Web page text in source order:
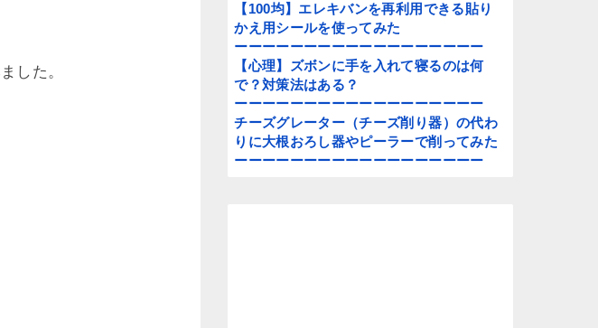
した。
【100均】エレキバンを再利用できる貼り
かえ用シールを使ってみた
ーーーーーーーーーーーーーーーーーー
【心理】ズボンに手を入れて寝るのは何
で？対策法はある？
ーーーーーーーーーーーーーーーーーー
チーズグレーター（チーズ削り器）の代わ
りに大根おろし器やピーラーで削ってみた
ーーーーーーーーーーーーーーーーーー